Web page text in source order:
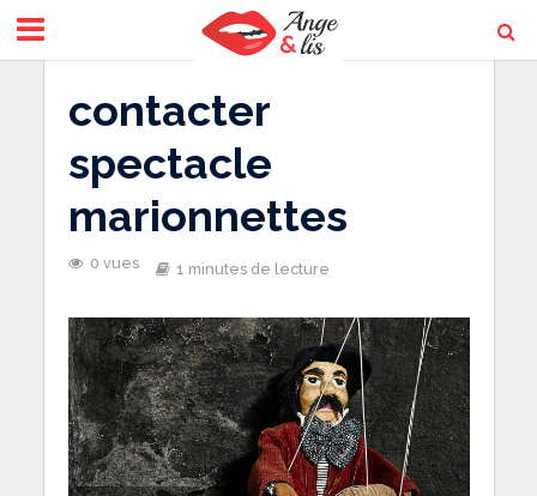
contacter
spectacle
marionnettes
0 vues 1 minutes de lecture